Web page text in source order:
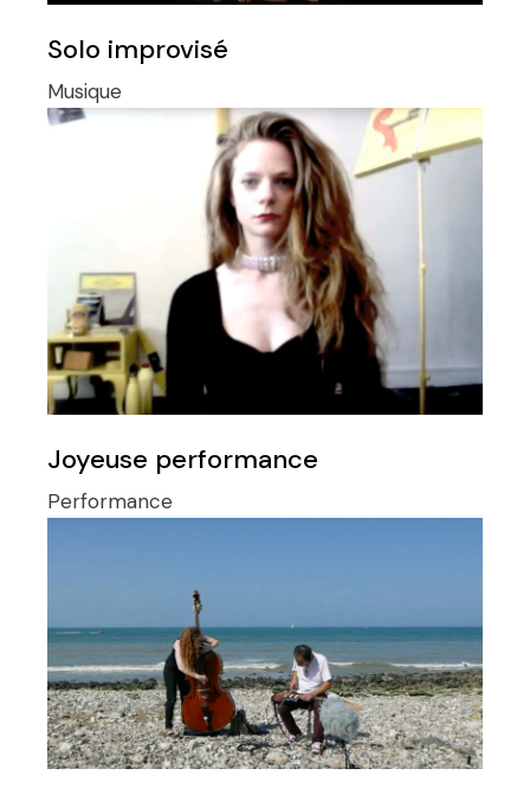
Solo improvisé
Musique
Joyeuse performance
Performance